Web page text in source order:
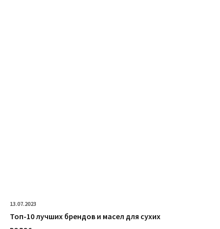
13.07.2023
Топ-10 лучших брендов и масел для сухих